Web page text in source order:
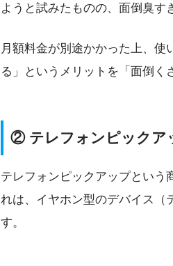
ようと試みたものの、面倒臭す
月額料金が別途かかった上、使
る」というメリットを「面倒く
② テレフォンピックア
テレフォンピックアップという
れは、イヤホン型のデバイス（
す。